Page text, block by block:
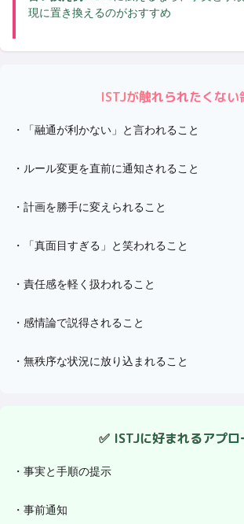
現に置き換えるのがおすすめ
ISTJが触れられたくない
・ 「融通が利かない」と言われること
・ ルール変更を直前に通知されること
・ 計画を勝手に変えられること
・ 「真面目すぎる」と笑われること
・ 責任感を軽く扱われること
・ 感情論で説得されること
・ 無秩序な状況に放り込まれること
✅ ISTJに好まれるアプロ
・ 事実と手順の提示
・ 事前通知